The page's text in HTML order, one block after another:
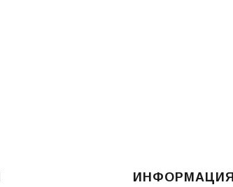
ИНФОРМАЦИЯ